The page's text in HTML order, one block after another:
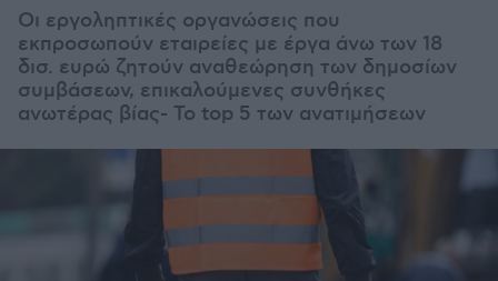
Οι εργοληπτικές οργανώσεις που
εκπροσωπούν εταιρείες με έργα άνω των 18
δισ. ευρώ ζητούν αναθεώρηση των δημοσίων
συμβάσεων, επικαλούμενες συνθήκες
ανωτέρας βίας- Το top 5 των ανατιμήσεων